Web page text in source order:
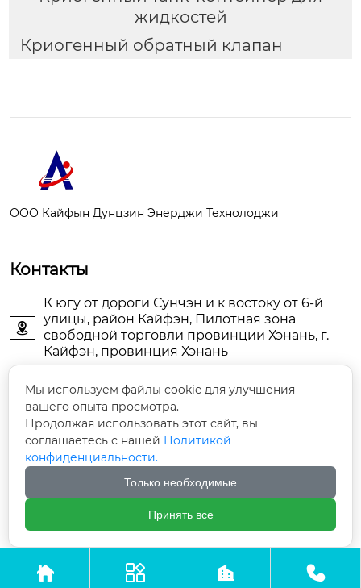
жидкостей
Криогенный обратный клапан
ООО Кайфын Дунцзин Энерджи Технолоджи
Контакты

К югу от дороги Сунчэн и к востоку от 6-й
улицы, район Кайфэн, Пилотная зона
свободной торговли провинции Хэнань, г.
Кайфэн, провинция Хэнань
 KFDJAIR@163.com
 +86-13903786044
 +86-13598785976

Авторское право©ООО Кайфын Дунцзин Энерджи
   
Мы используем файлы cookie для улучшения
вашего опыта просмотра.
Продолжая использовать этот сайт, вы
соглашаетесь с нашей Политикой
конфиденциальности.
Только необходимые
Принять все